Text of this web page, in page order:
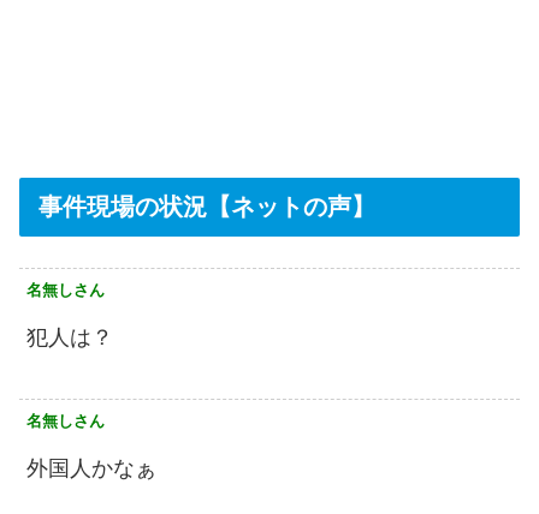
事件現場の状況【ネットの声】
名無しさん
犯人は？
名無しさん
外国人かなぁ